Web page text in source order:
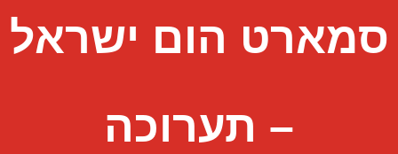
סמארט הום ישראל
– תערוכה